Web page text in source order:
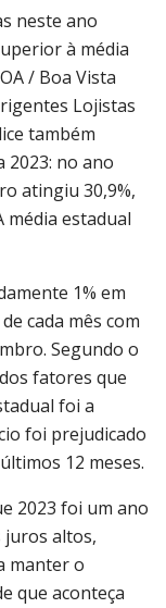
neste ano
à média
/ Boa Vista
Lojistas
também
2023: no ano
atingiu 30,9%,
média estadual
1% em
cada mês com
Segundo o
fatores que
foi a
foi prejudicado
12 meses.
2023 foi um ano
juros altos,
manter o
que aconteça